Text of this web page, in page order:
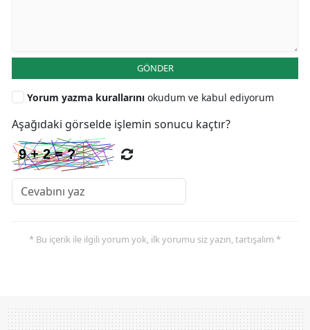
GÖNDER
Yorum yazma kurallarını okudum ve kabul ediyorum
Aşağıdaki görselde işlemin sonucu kaçtır?
* Bu içerik ile ilgili yorum yok, ilk yorumu siz yazın, tartışalım *